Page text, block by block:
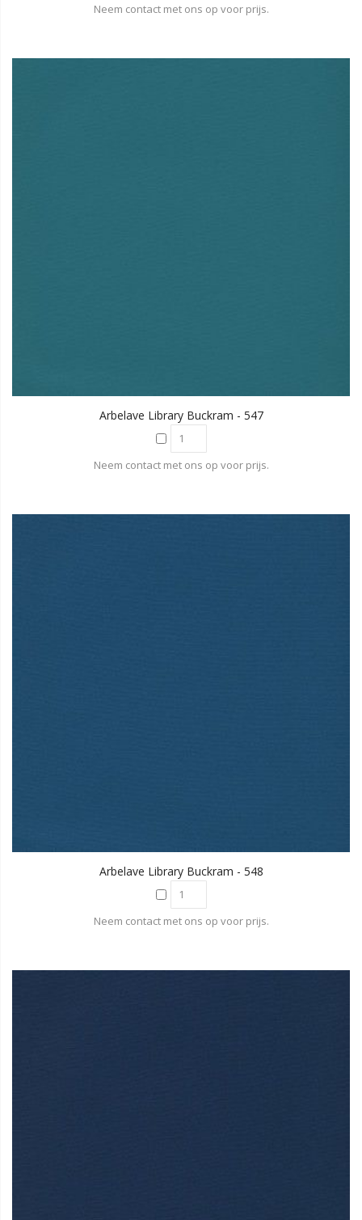
Neem contact met ons op voor prijs.
Arbelave Library Buckram - 547
Neem contact met ons op voor prijs.
Arbelave Library Buckram - 548
Neem contact met ons op voor prijs.